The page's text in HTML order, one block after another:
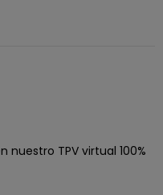
nuestro TPV virtual 100%